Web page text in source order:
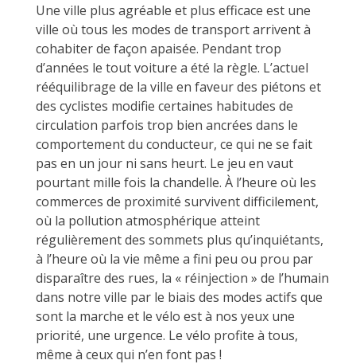
Une ville plus agréable et plus efficace est une
ville où tous les modes de transport arrivent à
cohabiter de façon apaisée. Pendant trop
d’années le tout voiture a été la règle. L’actuel
rééquilibrage de la ville en faveur des piétons et
des cyclistes modifie certaines habitudes de
circulation parfois trop bien ancrées dans le
comportement du conducteur, ce qui ne se fait
pas en un jour ni sans heurt. Le jeu en vaut
pourtant mille fois la chandelle. À l’heure où les
commerces de proximité survivent difficilement,
où la pollution atmosphérique atteint
régulièrement des sommets plus qu’inquiétants,
à l’heure où la vie même a fini peu ou prou par
disparaître des rues, la « réinjection » de l’humain
dans notre ville par le biais des modes actifs que
sont la marche et le vélo est à nos yeux une
priorité, une urgence. Le vélo profite à tous,
même à ceux qui n’en font pas !